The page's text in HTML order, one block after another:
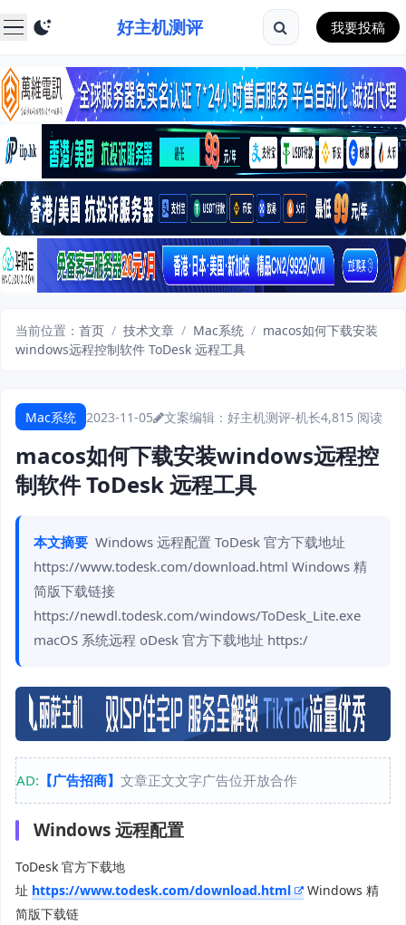
好主机测评 我要投稿
当前位置： 首页 / 技术文章 / Mac系统 / macos如何下载安装
windows远程控制软件 ToDesk 远程工具
Mac系统 2023-11-05 文案编辑：好主机测评-机长4,815 阅读
macos如何下载安装windows远程控
制软件 ToDesk 远程工具
本文摘要 Windows 远程配置 ToDesk 官方下载地址
https://www.todesk.com/download.html Windows 精
简版下载链接
https://newdl.todesk.com/windows/ToDesk_Lite.exe
macOS 系统远程 oDesk 官方下载地址 https:/
AD: 【广告招商】 文章正文文字广告位开放合作
Windows 远程配置
ToDesk 官方下载地
址 https://www.todesk.com/download.html
Windows 精
简版下载链